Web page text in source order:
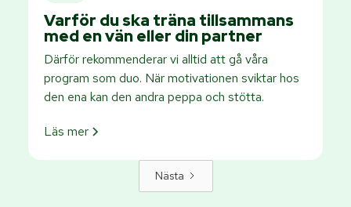
Varför du ska träna tillsammans
med en vän eller din partner
Därför rekommenderar vi alltid att gå våra
program som duo. När motivationen sviktar hos
den ena kan den andra peppa och stötta.
Läs mer
Nästa